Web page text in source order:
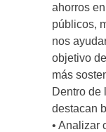
ahorros
públicos,
nos
objetivo
más
Dentro de
destacan
• Analizar